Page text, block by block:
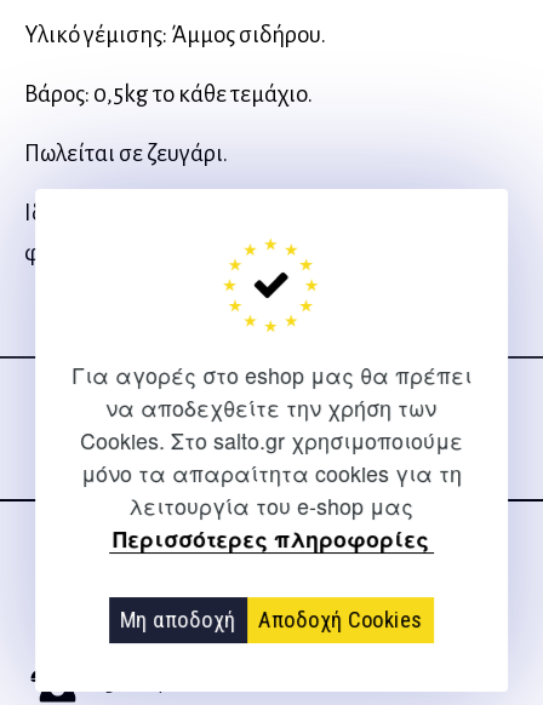
Για αγορές στο eshop μας θα πρέπει
να αποδεχθείτε την χρήση των
Cookies. Στο salto.gr χρησιμοποιούμε
μόνο τα απαραίτητα cookies για τη
λειτουργία του e-shop μας
Περισσότερες πληροφορίες
Μη αποδοχή Αποδοχή Cookies
Υλικό γέμισης: Άμμος σιδήρου.
Βάρος: 0,5kg το κάθε τεμάχιο.
Πωλείται σε ζευγάρι.
Ιδανικά βάρη άκρων για προπόνηση και
φυσιοθεραπεία.
στα social media
Για διευκρινίσεις και υποστήριξη παραγγελιών μέσω του